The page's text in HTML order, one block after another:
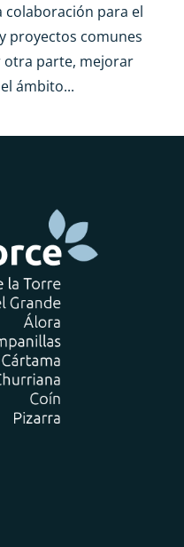
para el
proyectos comunes
otra parte, mejorar
ámbito...